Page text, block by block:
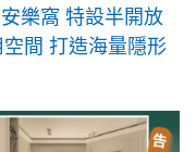
樂窩 特設半開放
間 打造海量隱形